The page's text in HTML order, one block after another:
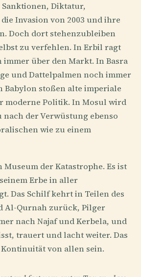
Diktatur,
Invasion von 2003 und ihre
Doch dort stehenzubleiben
zu verfehlen. In Erbil ragt
immer über den Markt. In Basra
und Dattelpalmen noch immer
Babylon stoßen alte imperiale
moderne Politik. In Mosul wird
nach der Verwüstung ebenso
wie zu einem
der Katastrophe. Es ist
Erbe in aller
Das Schilf kehrt in Teilen des
Al-Qurnah zurück, Pilger
nach Najaf und Kerbela, und
trauert und lacht weiter. Das
von allen sein.